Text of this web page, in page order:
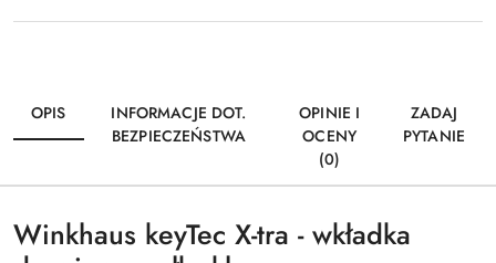
OPIS
INFORMACJE DOT.
BEZPIECZEŃSTWA
OPINIE I
OCENY
(0)
ZADAJ
PYTANIE
Winkhaus keyTec X-tra - wkładka